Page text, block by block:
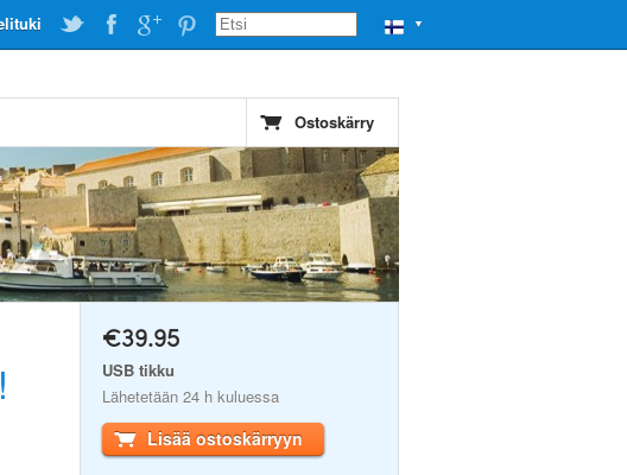
▼
Ostoskärry
€39.95
USB tikku
Lähetetään 24 h kuluessa
Lisää ostoskärryyn